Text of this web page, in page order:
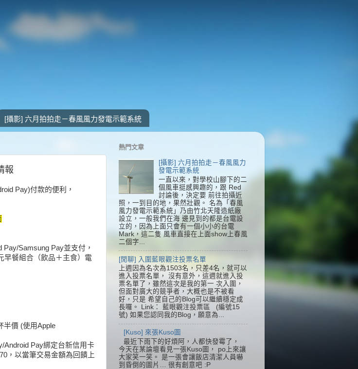
[攝影] 六月拍拍走－春風風力發電示範系統
報
Pay)付款的便利，
Samsung Pay並支付，
早餐組合（飲品＋主食）電
半價 (使用Apple
Android Pay綁定台新信用卡
，以當筆交易金額為回饋上
熱門文章
[攝影] 六月拍拍走－春風風力
發電示範系統
一直以來，對學校山腳下的二
個風車挺感興趣的，跟 Red
討論後，決定要 前往拍攝近
照，一到目的地，果然壯觀。 名為「春風
風力發電示範系統」乃由竹北天隆造紙廠
設立，一般我們在海 邊見到的都是台電設
立的，因為上面只會有一個小小的台電
Mark，這二隻 風車直接在上面show上春風
二個字...
[閒聊] 入圍藍眼觀注投票名單
上週因為名次為1503名，只差4名，就可以
進入投票名單， 沒有意外，這週就進入投
票名單了，雖然這次是我的第一 次入圍，
但面對廣大的競爭者，大概也是不被看
好，只是 希望自己的Blog可以繼續穩定成
長囉。 Link： 藍眼觀注投票區 (編號15
號) 如果您認同我的Blog，願意為...
[Kuso] 來張Kuso圖
最近下雨下的好煩阿，人都快發霉了，
今天在某論壇看見一張Kuso圖， po上來讓
大家笑一笑。 是一張會讓飯店清潔人員嚇
到昏倒的圖片… 很有創意吧 :P